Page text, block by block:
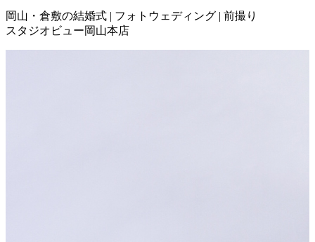
岡山・倉敷の結婚式 | フォトウェディング | 前撮り
スタジオビュー岡山本店